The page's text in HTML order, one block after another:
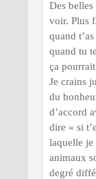
Des
voir. Plus
quand
quand tu
ça
Je crains
du
d’accord
dire « si
laquelle je
animaux
degré